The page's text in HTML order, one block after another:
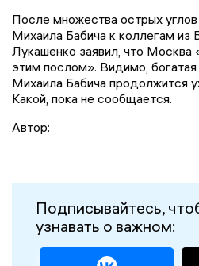
После множества острых
Михаила Бабича к коллегам из
Лукашенко заявил, что Москва
этим послом». Видимо,
Михаила Бабича продолжится
Какой, пока не сообщается.
Автор:
Подписывайтесь,
узнавать о важном: